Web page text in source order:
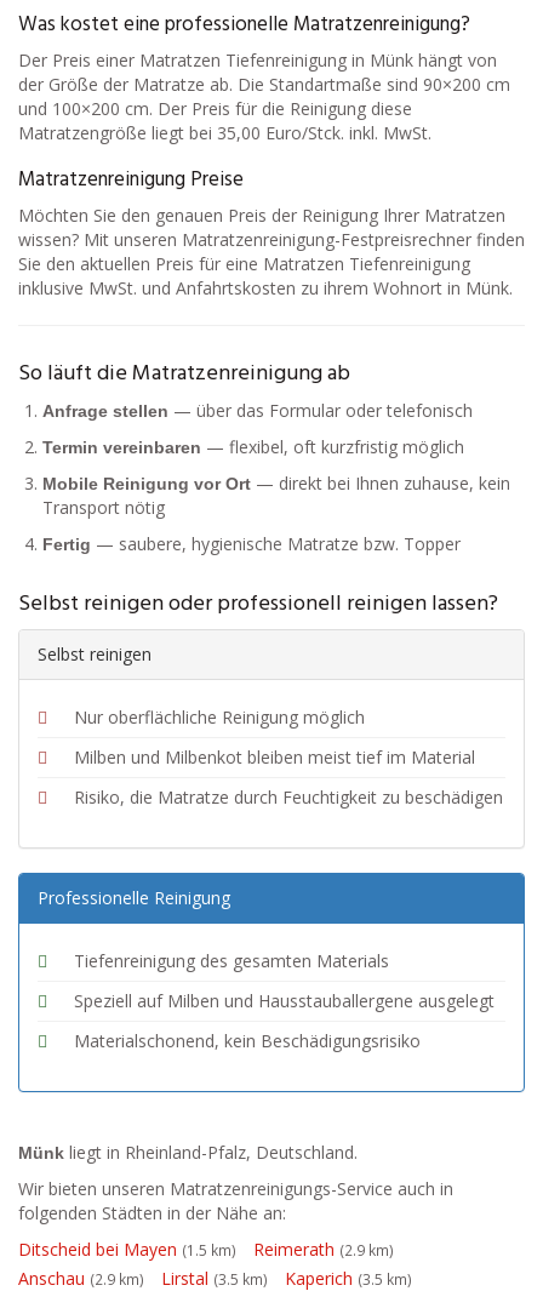
Was kostet eine professionelle Matratzenreinigung?
Der Preis einer Matratzen Tiefenreinigung in Münk hängt von
der Größe der Matratze ab. Die Standartmaße sind 90×200 cm
und 100×200 cm. Der Preis für die Reinigung diese
Matratzengröße liegt bei 35,00 Euro/Stck. inkl. MwSt.
Matratzenreinigung Preise
Möchten Sie den genauen Preis der Reinigung Ihrer Matratzen
wissen? Mit unseren Matratzenreinigung-Festpreisrechner finden
Sie den aktuellen Preis für eine Matratzen Tiefenreinigung
inklusive MwSt. und Anfahrtskosten zu ihrem Wohnort in Münk.
So läuft die Matratzenreinigung ab
Anfrage stellen — über das Formular oder telefonisch
Termin vereinbaren — flexibel, oft kurzfristig möglich
Mobile Reinigung vor Ort — direkt bei Ihnen zuhause, kein
Transport nötig
Fertig — saubere, hygienische Matratze bzw. Topper
Selbst reinigen oder professionell reinigen lassen?
Selbst reinigen
Nur oberflächliche Reinigung möglich
Milben und Milbenkot bleiben meist tief im Material
Risiko, die Matratze durch Feuchtigkeit zu beschädigen
Professionelle Reinigung
Tiefenreinigung des gesamten Materials
Speziell auf Milben und Hausstauballergene ausgelegt
Materialschonend, kein Beschädigungsrisiko
Münk liegt in Rheinland-Pfalz, Deutschland.
Wir bieten unseren Matratzenreinigungs-Service auch in
folgenden Städten in der Nähe an:
Ditscheid bei Mayen (1.5 km) Reimerath (2.9 km)
Anschau (2.9 km) Lirstal (3.5 km) Kaperich (3.5 km)